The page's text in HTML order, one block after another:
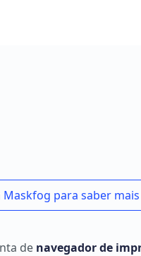
Maskfog para saber mais
de navegador de